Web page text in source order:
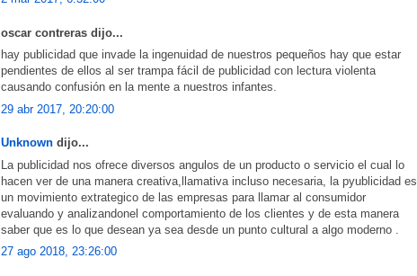
oscar contreras dijo...
hay publicidad que invade la ingenuidad de nuestros pequeños hay que estar
pendientes de ellos al ser trampa fácil de publicidad con lectura violenta
causando confusión en la mente a nuestros infantes.
29 abr 2017, 20:20:00
Unknown dijo...
La publicidad nos ofrece diversos angulos de un producto o servicio el cual lo
hacen ver de una manera creativa,llamativa incluso necesaria, la pyublicidad es
un movimiento extrategico de las empresas para llamar al consumidor
evaluando y analizandonel comportamiento de los clientes y de esta manera
saber que es lo que desean ya sea desde un punto cultural a algo moderno .
27 ago 2018, 23:26:00